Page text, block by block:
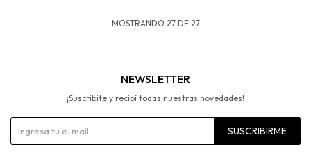
MOSTRANDO 27DE 27
NEWSLETTER
¡Suscribite y recibí todas nuestras novedades!
SUSCRIBIRME